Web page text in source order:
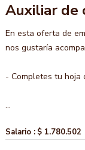
Auxiliar de
En esta oferta de
nos gustaría
- Completes tu hoja
...
Salario : $ 1.780.502